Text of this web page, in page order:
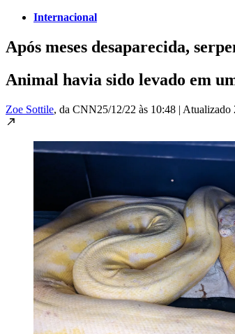
Internacional
Após meses desaparecida,
Animal havia sido levado em
Zoe Sottile, da CNN25/12/22 às 10:48 | Atualizado